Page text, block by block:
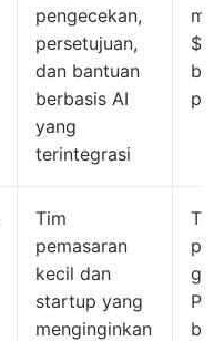
pengecekan,
persetujuan,
dan bantuan
berbasis AI
yang
terintegrasi
$5
Tim
pemasaran
kecil dan
startup yang
menginginkan